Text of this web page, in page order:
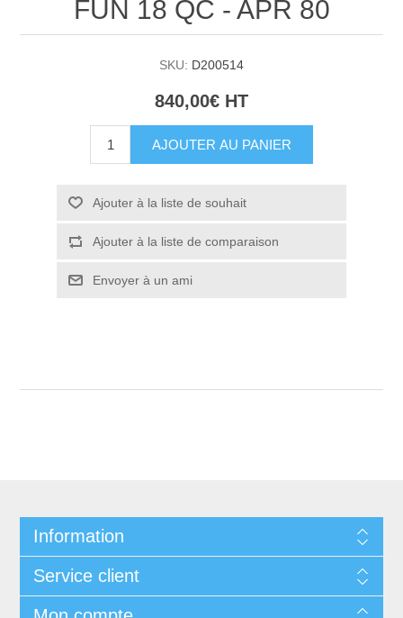
FUN 18 QC - APR 80
SKU: D200514
840,00€ HT
AJOUTER AU PANIER
Ajouter à la liste de souhait
Ajouter à la liste de comparaison
Envoyer à un ami
Information
Service client